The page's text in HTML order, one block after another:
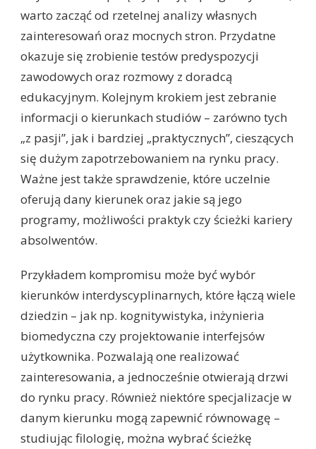
warto zacząć od rzetelnej analizy własnych
zainteresowań oraz mocnych stron. Przydatne
okazuje się zrobienie testów predyspozycji
zawodowych oraz rozmowy z doradcą
edukacyjnym. Kolejnym krokiem jest zebranie
informacji o kierunkach studiów – zarówno tych
„z pasji”, jak i bardziej „praktycznych”, cieszących
się dużym zapotrzebowaniem na rynku pracy.
Ważne jest także sprawdzenie, które uczelnie
oferują dany kierunek oraz jakie są jego
programy, możliwości praktyk czy ścieżki kariery
absolwentów.
Przykładem kompromisu może być wybór
kierunków interdyscyplinarnych, które łączą wiele
dziedzin – jak np. kognitywistyka, inżynieria
biomedyczna czy projektowanie interfejsów
użytkownika. Pozwalają one realizować
zainteresowania, a jednocześnie otwierają drzwi
do rynku pracy. Również niektóre specjalizacje w
danym kierunku mogą zapewnić równowagę –
studiując filologię, można wybrać ścieżkę